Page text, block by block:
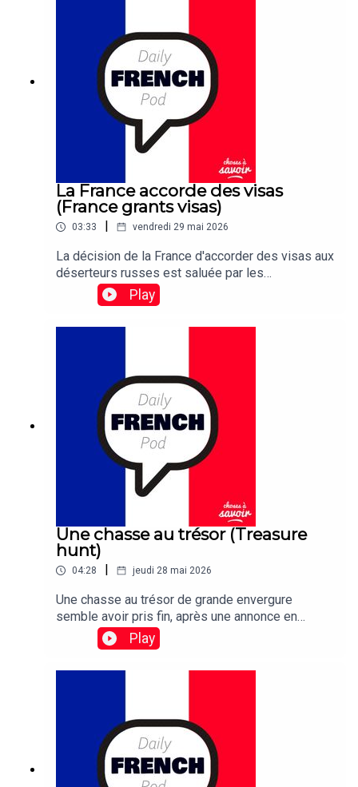
La France accorde des visas
(France grants visas)
03:33 vendredi 29 mai 2026
La décision de la France d'accorder des visas aux
déserteurs russes est saluée par les
organisations de défense des droits de l'homme,
qui espèrent que d'autres pays de l'UE suivront
cet exemple.Traduction:France's decision to grant
countries will follow suit.
Play
Une chasse au trésor (Treasure
hunt)
04:28 jeudi 28 mai 2026
Une chasse au trésor de grande envergure
semble avoir pris fin, après une annonce en
France indiquant qu'une statuette de chouette en
or enterrée a finalement été déterrée – après 31
ans.Traduction: A mass treasure hunt appears to
finally been unearthed – after 31 years.
Play